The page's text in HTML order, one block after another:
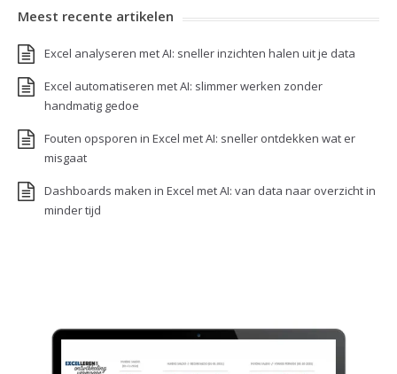
Meest recente artikelen
Excel analyseren met AI: sneller inzichten halen uit je data
Excel automatiseren met AI: slimmer werken zonder
handmatig gedoe
Fouten opsporen in Excel met AI: sneller ontdekken wat er
misgaat
Dashboards maken in Excel met AI: van data naar overzicht in
minder tijd